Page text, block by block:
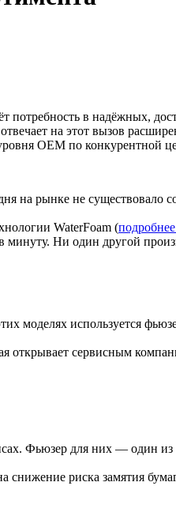
потребность в надёжных,
на этот вызов
OEM по конкурентной
на рынке не существовало
WaterFoam (
минуту. Ни один другой
используется
открывает сервисным
Фьюзер для них — один из
риска замятия